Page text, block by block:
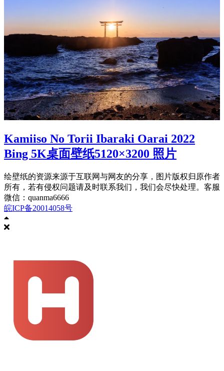
Kamiiso No Torii Ibaraki Oarai 2022
Bing 5K桌面壁纸5120×3200 照片
绘壁纸的资源来源于互联网与网友的分享，图片版权归原作者
所有，若有侵权问题请及时联系我们，我们会尽快处理。客服
微信：quanma6666
皖ICP备20014058号